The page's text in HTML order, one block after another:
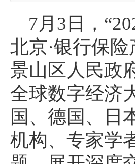
7月3日，
北京·银行保
景山区人民政
全球数字经济
国、德国、日
机构、专家学